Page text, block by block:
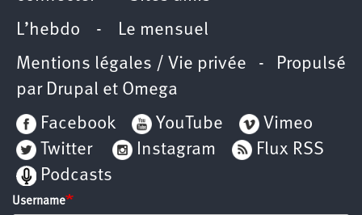
L’hebdo - Le mensuel
Mentions légales / Vie privée - Propulsé
par Drupal et Omega
Facebook
YouTube
Vimeo
Twitter
Instagram
Flux RSS
Podcasts
Username